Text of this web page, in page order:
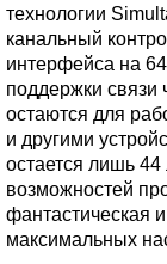
технологии
канальный
интерфейса на
поддержки связи
остаются для
и другими
остается лишь
возможностей
фантастическая
максимальных